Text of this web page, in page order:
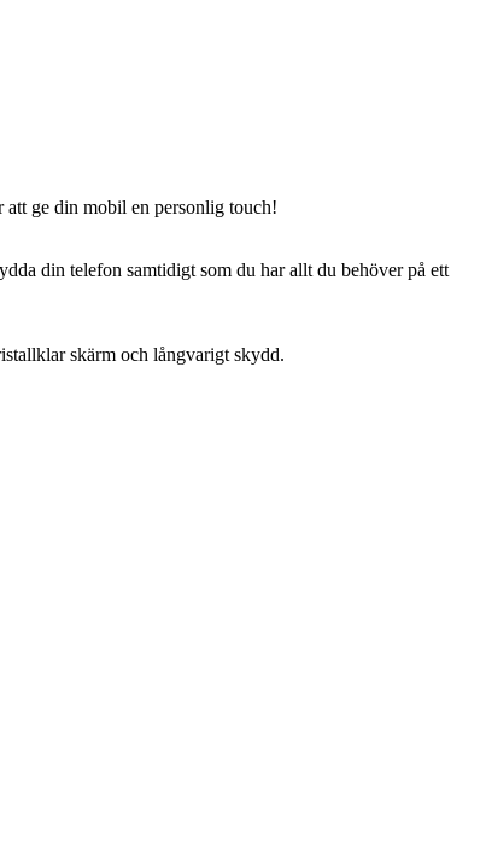
ge din mobil en personlig touch!
din telefon samtidigt som du har allt du behöver på ett
skärm och långvarigt skydd.